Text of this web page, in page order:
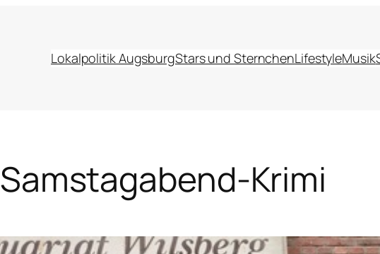
Lokalpolitik AugsburgStars und SternchenLifestyleMusik
Samstagabend-Krimi